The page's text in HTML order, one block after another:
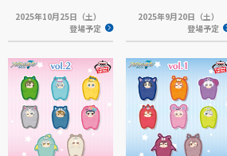
2025年10月25日（土）
登場予定
2025年9月20日（土）
登場予定